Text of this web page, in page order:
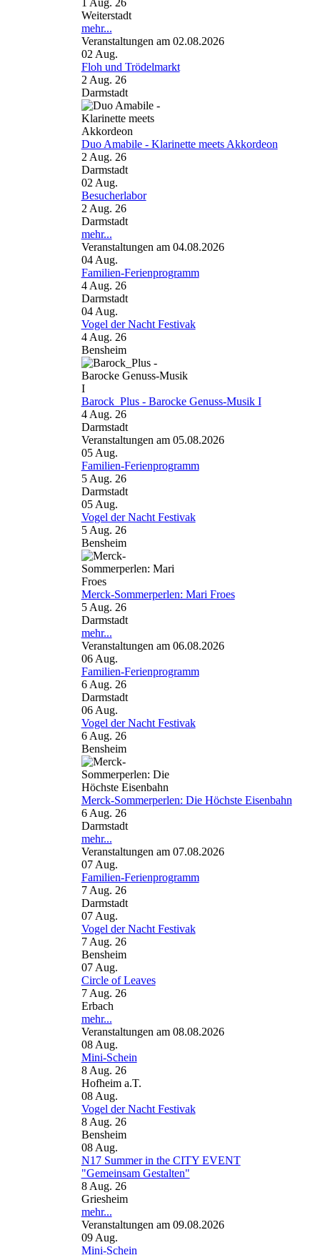
1 Aug. 26
Weiterstadt
mehr...
Veranstaltungen am 02.08.2026
02 Aug.
Floh und Trödelmarkt
2 Aug. 26
Darmstadt
Duo Amabile - Klarinette meets Akkordeon
2 Aug. 26
Darmstadt
02 Aug.
Besucherlabor
2 Aug. 26
Darmstadt
mehr...
Veranstaltungen am 04.08.2026
04 Aug.
Familien-Ferienprogramm
4 Aug. 26
Darmstadt
04 Aug.
Vogel der Nacht Festivak
4 Aug. 26
Bensheim
Barock_Plus - Barocke Genuss-Musik I
4 Aug. 26
Darmstadt
Veranstaltungen am 05.08.2026
05 Aug.
Familien-Ferienprogramm
5 Aug. 26
Darmstadt
05 Aug.
Vogel der Nacht Festivak
5 Aug. 26
Bensheim
Merck-Sommerperlen: Mari Froes
5 Aug. 26
Darmstadt
mehr...
Veranstaltungen am 06.08.2026
06 Aug.
Familien-Ferienprogramm
6 Aug. 26
Darmstadt
06 Aug.
Vogel der Nacht Festivak
6 Aug. 26
Bensheim
Merck-Sommerperlen: Die Höchste Eisenbahn
6 Aug. 26
Darmstadt
mehr...
Veranstaltungen am 07.08.2026
07 Aug.
Familien-Ferienprogramm
7 Aug. 26
Darmstadt
07 Aug.
Vogel der Nacht Festivak
7 Aug. 26
Bensheim
07 Aug.
Circle of Leaves
7 Aug. 26
Erbach
mehr...
Veranstaltungen am 08.08.2026
08 Aug.
Mini-Schein
8 Aug. 26
Hofheim a.T.
08 Aug.
Vogel der Nacht Festivak
8 Aug. 26
Bensheim
08 Aug.
N17 Summer in the CITY EVENT
"Gemeinsam Gestalten"
8 Aug. 26
Griesheim
mehr...
Veranstaltungen am 09.08.2026
09 Aug.
Mini-Schein